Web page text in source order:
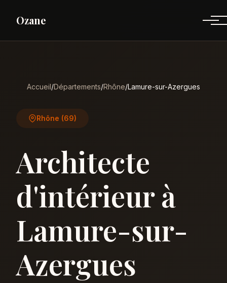
Ozane
Accueil/Départements/Rhône/Lamure-sur-Azergues
Rhône (69)
Architecte
d'intérieur à
Lamure-sur-
Azergues